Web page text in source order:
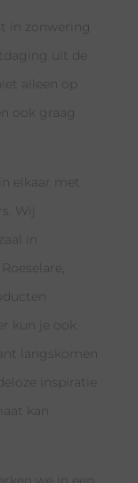
in zonwering
uit de
alleen op
ook graag
elkaar met
Wij
in
kun je ook
langskomen
inspiratie
kan